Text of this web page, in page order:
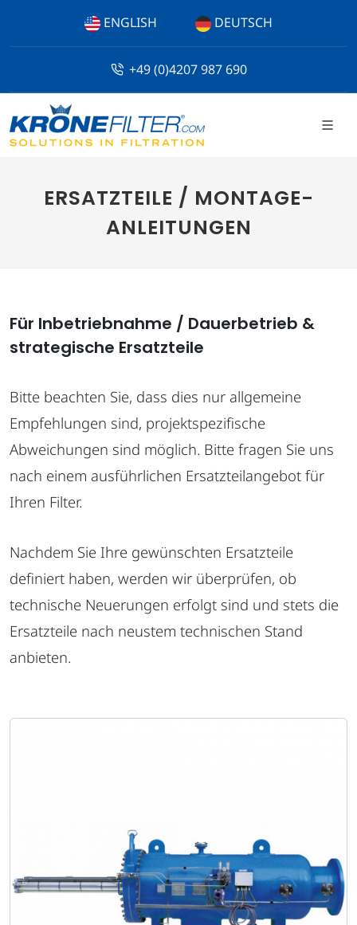
ENGLISH DEUTSCH
+49 (0)4207 987 690
ERSATZTEILE / MONTAGE­
ANLEITUNGEN
Für Inbetriebnahme / Dauerbetrieb &
strategische Ersatzteile
Bitte beachten Sie, dass dies nur allgemeine
Empfehlungen sind, projektspezifische
Abweichungen sind möglich. Bitte fragen Sie uns
nach einem ausführlichen Ersatzteilangebot für
Ihren Filter.
Nachdem Sie Ihre gewünschten Ersatzteile
definiert haben, werden wir überprüfen, ob
technische Neuerungen erfolgt sind und stets die
Ersatzteile nach neustem technischen Stand
anbieten.